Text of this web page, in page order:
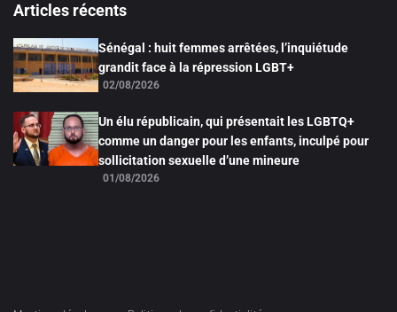
Articles récents
Sénégal : huit femmes arrêtées, l’inquiétude
grandit face à la répression LGBT+
02/08/2026
Un élu républicain, qui présentait les LGBTQ+
comme un danger pour les enfants, inculpé pour
sollicitation sexuelle d’une mineure
01/08/2026